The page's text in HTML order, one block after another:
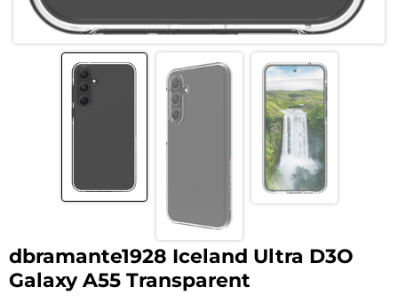
dbramante1928 Iceland Ultra D3O
Galaxy A55 Transparent